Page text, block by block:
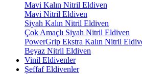
Mavi Kalın Nitril Eldiven
Mavi Nitril Eldiven
Siyah Kalın Nitril Eldiven
Çok Amaçlı Siyah Nitril Eldiven
PowerGrip Ekstra Kalın Nitril
Beyaz Nitril Eldiven
Vinil Eldivenler
Şeffaf Eldivenler